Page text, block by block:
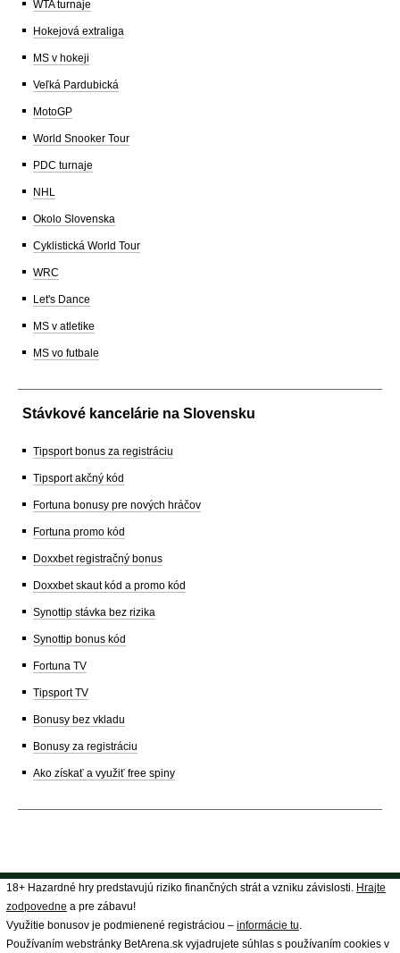
WTA turnaje
Hokejová extraliga
MS v hokeji
Veľká Pardubická
MotoGP
World Snooker Tour
PDC turnaje
NHL
Okolo Slovenska
Cyklistická World Tour
WRC
Let's Dance
MS v atletike
MS vo futbale
Stávkové kancelárie na Slovensku
Tipsport bonus za registráciu
Tipsport akčný kód
Fortuna bonusy pre nových hráčov
Fortuna promo kód
Doxxbet registračný bonus
Doxxbet skaut kód a promo kód
Synottip stávka bez rizika
Synottip bonus kód
Fortuna TV
Tipsport TV
Bonusy bez vkladu
Bonusy za registráciu
Ako získať a využiť free spiny
18+ Hazardné hry predstavujú riziko finančných strát a vzniku závislosti. Hrajte
zodpovedne a pre zábavu!
Využitie bonusov je podmienené registráciou – informácie tu
Používaním webstránky BetArena.sk vyjadrujete súhlas s používaním cookies v